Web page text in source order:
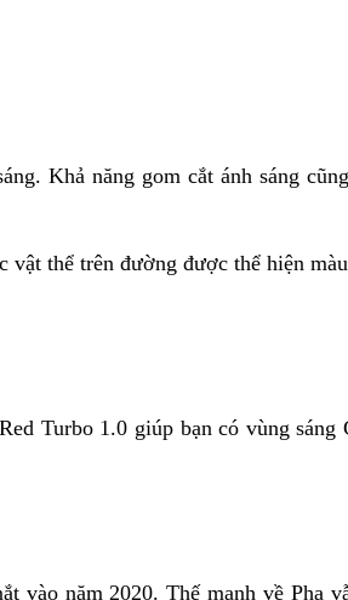
Khả năng gom cắt ánh sáng
thể trên đường được thể hiện
Turbo 1.0 giúp bạn có vùng sáng
vào năm 2020. Thế mạnh về Pha